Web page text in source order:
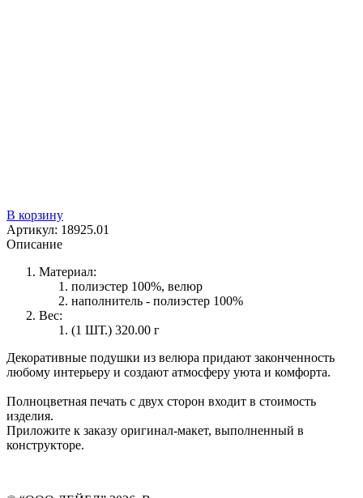
В корзину
Артикул: 18925.01
Описание
Материал:
полиэстер 100%, велюр
наполнитель - полиэстер 100%
Вес:
(1 ШТ.) 320.00 г
Декоративные подушки из велюра придают законченность
любому интерьеру и создают атмосферу уюта и комфорта.
Полноцветная печать с двух сторон входит в стоимость
изделия.
Приложите к заказу оригинал-макет, выполненный в
конструкторе.